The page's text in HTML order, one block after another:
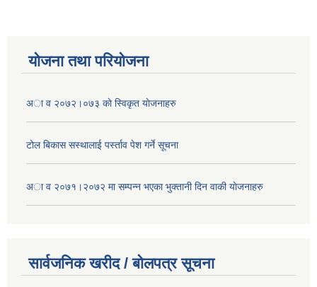
योजना तथा परियोजना
अा व २०७२।०७३ काे स्विकृत याेजनाहरु
टोल बिकास स‌स्थालाई प‌र्स्ताव पेश गर्ने सूचना
अा‍ व २०७१।२०७२ मा सम्पन्न भएका भुक्तानी दिन वा‌की याेजनाहरु
सार्वजनिक खरीद / बोलपत्र सूचना